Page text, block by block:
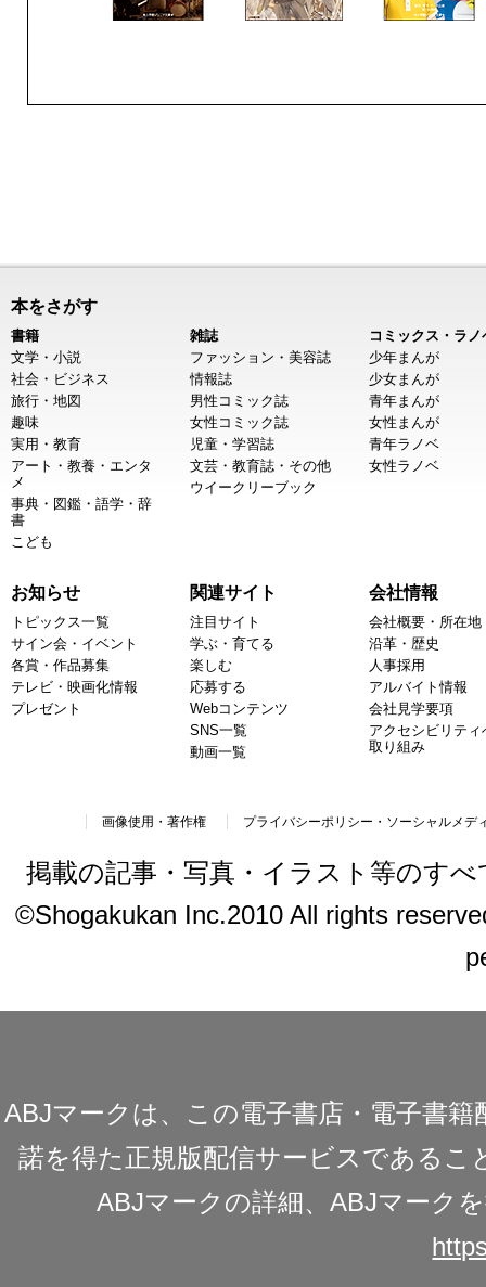
本をさがす
書籍
文学・小説
社会・ビジネス
旅行・地図
趣味
実用・教育
アート・教養・エンタ
メ
事典・図鑑・語学・辞
書
こども
雑誌
ファッション・美容誌
情報誌
男性コミック誌
女性コミック誌
児童・学習誌
文芸・教育誌・その他
ウイークリーブック
コミックス・ラノ
少年まんが
少女まんが
青年まんが
女性まんが
青年ラノベ
女性ラノベ
お知らせ
トピックス一覧
サイン会・イベント
各賞・作品募集
テレビ・映画化情報
プレゼント
関連サイト
注目サイト
学ぶ・育てる
楽しむ
応募する
Webコンテンツ
SNS一覧
動画一覧
会社情報
会社概要・所在地
沿革・歴史
人事採用
アルバイト情報
会社見学要項
アクセシビリティ
取り組み
画像使用・著作権 プライバシーポリシー・ソーシャルメデ
掲載の記事・写真・イラスト等のす
©Shogakukan Inc.2010 All rights
ABJマークは、この電子書店・電子書
諾を得た正規版配信サービスであるこ
ABJマークの詳細、ABJマーク